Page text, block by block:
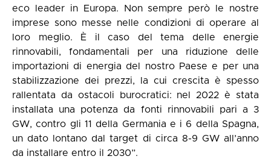
eco leader in Europa. Non sempre però le nostre
imprese sono messe nelle condizioni di operare al
loro meglio. È il caso del tema delle energie
rinnovabili, fondamentali per una riduzione delle
importazioni di energia del nostro Paese e per una
stabilizzazione dei prezzi, la cui crescita è spesso
rallentata da ostacoli burocratici: nel 2022 è stata
installata una potenza da fonti rinnovabili pari a 3
GW, contro gli 11 della Germania e i 6 della Spagna,
un dato lontano dal target di circa 8-9 GW all’anno
da installare entro il 2030”.